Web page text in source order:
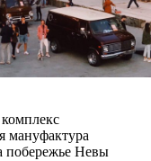
мануфактура
побережье Невы